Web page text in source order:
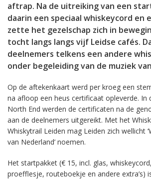
aftrap. Na de uitreiking van een
daarin een speciaal whiskeycord en
zette het gezelschap zich in
tocht langs langs vijf Leidse cafés.
deelnemers telkens een andere
onder begeleiding van de muziek
Op de aftekenkaart werd per kroeg een
na afloop een heus certificaat opleverde. In
North End werden de certificaten na de
aan de deelnemers uitgereikt. Met het
Whiskytrail Leiden mag Leiden zich wellicht
van Nederland’ noemen.
Het startpakket (€ 15, incl. glas,
proefflesje, routeboekje en andere extra’s)